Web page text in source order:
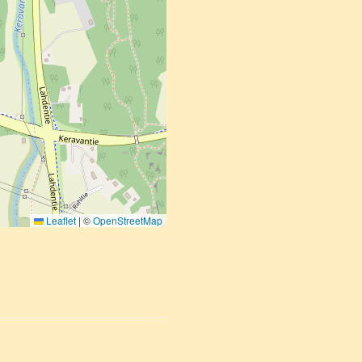
Leaflet | ©OpenStreetMap